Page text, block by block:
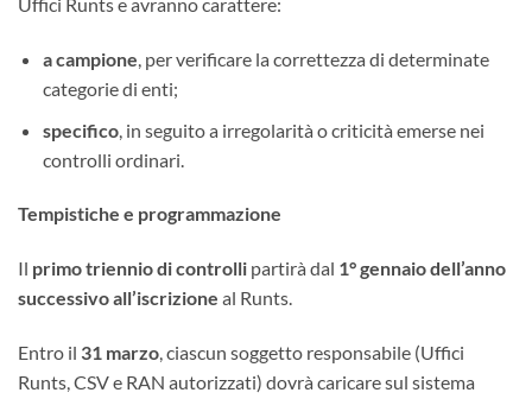
a campione, per verificare la correttezza di determinate
categorie di enti;
specifico, in seguito a irregolarità o criticità emerse nei
controlli ordinari.
Tempistiche e programmazione
Il primo triennio di controlli partirà dal 1° gennaio dell’anno
successivo all’iscrizione al Runts.
Entro il 31 marzo, ciascun soggetto responsabile (Uffici
Runts, CSV e RAN autorizzati) dovrà caricare sul sistema